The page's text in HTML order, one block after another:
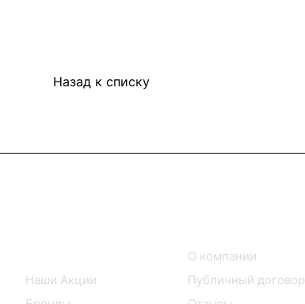
Назад к списку
Наши Акции
О компании
Публичный договор